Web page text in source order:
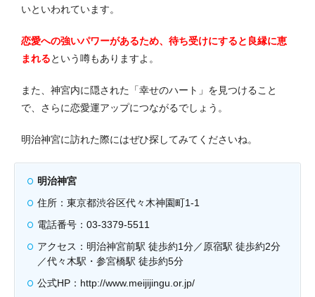
いといわれています。
恋愛への強いパワーがあるため、待ち受けにすると良縁に恵
まれるという噂もありますよ。
また、神宮内に隠された「幸せのハート」を見つけること
で、さらに恋愛運アップにつながるでしょう。
明治神宮に訪れた際にはぜひ探してみてくださいね。
明治神宮
住所：東京都渋谷区代々木神園町1-1
電話番号：03-3379-5511
アクセス：明治神宮前駅 徒歩約1分／原宿駅 徒歩約2分
／代々木駅・参宮橋駅 徒歩約5分
公式HP：http://www.meijijingu.or.jp/